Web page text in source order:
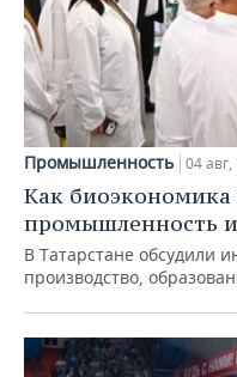
Промышленность 04
Как биоэкономика
промышленность
В Татарстане обсудили
производство,